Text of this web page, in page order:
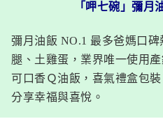
「呷七碗」彌月
彌月油飯 NO.1 最多爸媽口
腿、土雞蛋，業界唯一使用
可口香Ｑ油飯，喜氣禮盒包
分享幸福與喜悅。